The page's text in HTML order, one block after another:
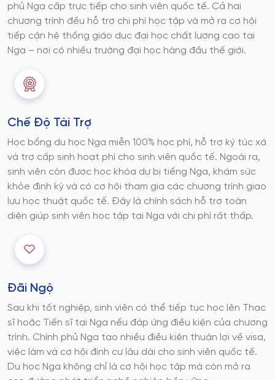
phủ Nga cấp trực tiếp cho sinh viên quốc tế. Cả hai
chương trình đều hỗ trợ chi phí học tập và mở ra cơ hội
tiếp cận hệ thống giáo dục đại học chất lượng cao tại
Nga – nơi có nhiều trường đại học hàng đầu thế giới.
Chế Độ Tài Trợ
Học bổng du học Nga miễn 100% học phí, hỗ trợ ký túc xá
và trợ cấp sinh hoạt phí cho sinh viên quốc tế. Ngoài ra,
sinh viên còn được học khóa dự bị tiếng Nga, khám sức
khỏe định kỳ và có cơ hội tham gia các chương trình giao
lưu học thuật quốc tế. Đây là chính sách hỗ trợ toàn
diện giúp sinh viên học tập tại Nga với chi phí rất thấp.
Đãi Ngộ
Sau khi tốt nghiệp, sinh viên có thể tiếp tục học lên Thạc
sĩ hoặc Tiến sĩ tại Nga nếu đáp ứng điều kiện của chương
trình. Chính phủ Nga tạo nhiều điều kiện thuận lợi về visa,
việc làm và cơ hội định cư lâu dài cho sinh viên quốc tế.
Du học Nga không chỉ là cơ hội học tập mà còn mở ra